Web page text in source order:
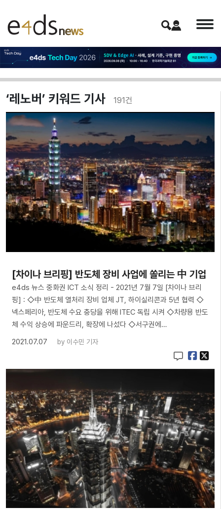
‘레노버’ 키워드 기사 191건
[차이나 브리핑] 반도체 장비 사업에 쏠리는 中 기업
e4ds 뉴스 중화권 ICT 소식 정리 - 2021년 7월 7일 [차이나 브리
핑] : ◇中 반도체 열처리 장비 업체 JT, 하이실리콘과 5년 협력 ◇
넥스페리아, 반도체 수요 충당을 위해 ITEC 독립 시켜 ◇차량용 반도
체 수익 상승에 파운드리, 확장에 나섰다 ◇서구권에…
2021.07.07
by 이수민 기자